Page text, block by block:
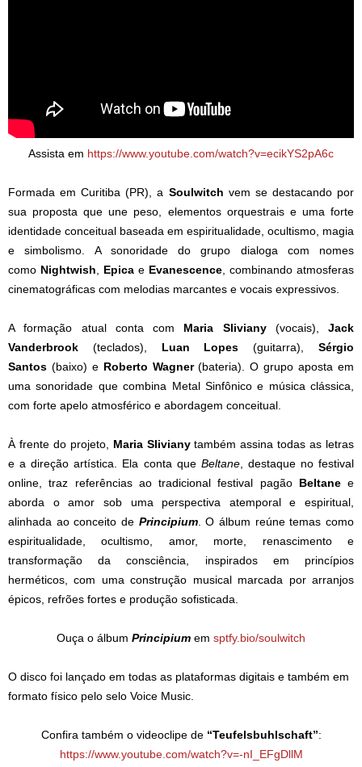
Assista em https://www.youtube.com/watch?v=ecikYS2pA6c
Formada em Curitiba (PR), a Soulwitch vem se destacando por
sua proposta que une peso, elementos orquestrais e uma forte
identidade conceitual baseada em espiritualidade, ocultismo, magia
e simbolismo. A sonoridade do grupo dialoga com nomes
como Nightwish Epica e Evanescence , combinando atmosferas
cinematográficas com melodias marcantes e vocais expressivos.
​A formação atual conta com Maria Sliviany(vocais), Jack
Vanderbrook (teclados), Luan Lopes (guitarra),Sérgio
Santos (baixo) e Roberto Wagner(bateria). O grupo aposta em
uma sonoridade que combina Metal Sinfônico e música clássica,
com forte apelo atmosférico e abordagem conceitual.
​À frente do projeto, Maria Slivianytambém assina todas as letras
e a direção artística. Ela conta que Beltane, destaque no festival
online, traz referências ao tradicional festival pagão Beltanee
aborda o amor sob uma perspectiva atemporal e espiritual,
alinhada ao conceito de Principium. O álbum reúne temas como
espiritualidade, ocultismo, amor, morte, renascimento e
transformação da consciência, inspirados em princípios
herméticos, com uma construção musical marcada por arranjos
épicos, refrões fortes e produção sofisticada.
Ouça o álbum Principium em sptfy.bio/soulwitch
O disco foi lançado em todas as plataformas digitais e também em
formato físico pelo selo Voice Music.
Confira também o videoclipe de “Teufelsbuhlschaft”:
https://www.youtube.com/watch?v=-nI_EFgDllM​